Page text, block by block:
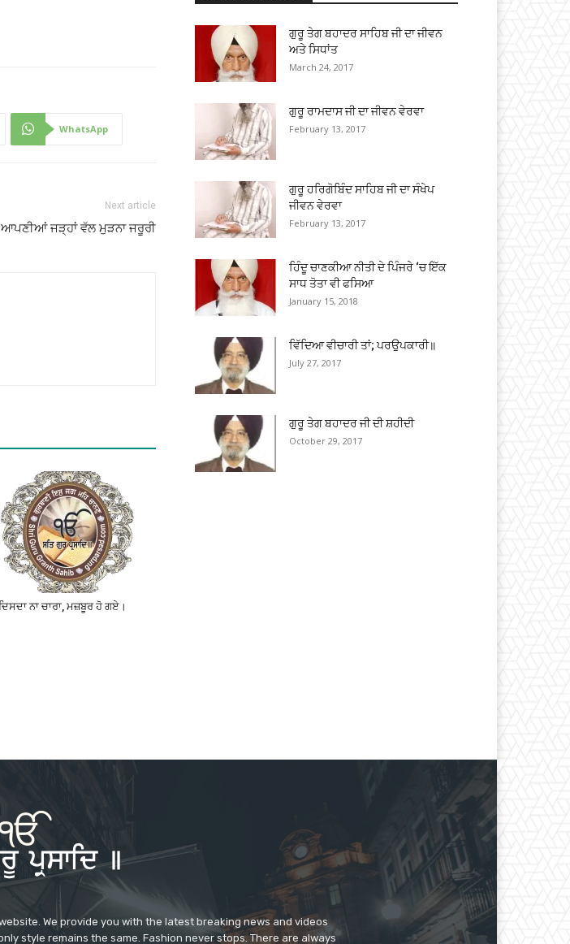
WhatsApp
Next article
ਆਪਣੀਆਂ ਜੜ੍ਹਾਂ ਵੱਲ ਮੁੜਨਾ ਜਰੂਰੀ
ਨਾ ਚਾਰਾ, ਮਜ਼ਬੂਰ ਹੋ ਗਏ।
ਗੁਰੂ ਤੇਗ ਬਹਾਦਰ ਸਾਹਿਬ ਜੀ ਦਾ ਜੀਵਨ
ਅਤੇ ਸਿਧਾਂਤ
March 24, 2017
ਗੁਰੂ ਰਾਮਦਾਸ ਜੀ ਦਾ ਜੀਵਨ ਵੇਰਵਾ
February 13, 2017
ਗੁਰੂ ਹਰਿਗੋਬਿੰਦ ਸਾਹਿਬ ਜੀ ਦਾ ਸੰਖੇਪ
ਜੀਵਨ ਵੇਰਵਾ
February 13, 2017
ਹਿੰਦੂ ਚਾਣਕੀਆ ਨੀਤੀ ਦੇ ਪਿੰਜਰੇ ‘ਚ ਇੱਕ
ਸਾਧ ਤੋਤਾ ਵੀ ਫਸਿਆ
January 15, 2018
ਵਿੱਦਿਆ ਵੀਚਾਰੀ ਤਾਂ; ਪਰਉਪਕਾਰੀ॥
July 27, 2017
ਗੁਰੂ ਤੇਗ ਬਹਾਦਰ ਜੀ ਦੀ ਸ਼ਹੀਦੀ
October 29, 2017
We provide you with the latest breaking news and videos
style remains the same. Fashion never stops. There are always